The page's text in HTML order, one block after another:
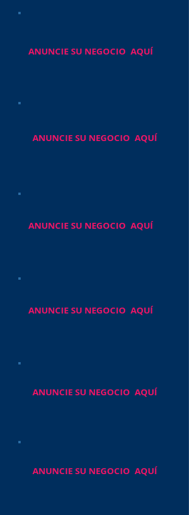
ANUNCIE SU NEGOCIO AQUÍ
ANUNCIE SU NEGOCIO AQUÍ
ANUNCIE SU NEGOCIO AQUÍ
ANUNCIE SU NEGOCIO AQUÍ
ANUNCIE SU NEGOCIO AQUÍ
ANUNCIE SU NEGOCIO AQUÍ